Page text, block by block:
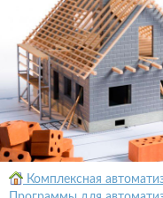
Комплексная